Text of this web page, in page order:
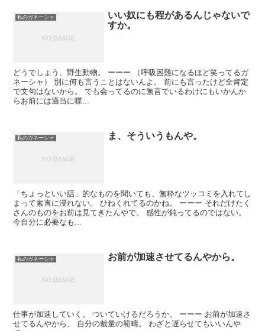
私のガネーシャ
いい奴にも程があるんじゃないで
すか。
どうでしょう、野生動物。 ーーー （呼吸困難になるほど笑ってるガ
ネーシャ） 別に何も言うことはないんよ。 前にも言ったけど全肯定
で文句はないから。 でも会ってるのに無言でいるわけにもいかんか
らお前には適当に喋...
私のガネーシャ ま、そういうもんや。
「ちょっといい話」的なものを聞いても、無粋なツッコミを入れてし
まって素直に浸れない。 ひねくれてるのかね。 ーーー それだけたく
さんのものをお前は見てきたんやで。 感性が鈍ってるのではない。
今自分に必要なも...
私のガネーシャ お前が加速させてるんやから。
仕事が加速していく。 ついていけるだろうか。 ーーー お前が加速さ
せてるんやから、 自分の裁量の範疇。 わざと遅らせてもいいんや